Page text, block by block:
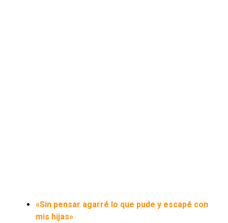
«Sin pensar agarré lo que pude y escapé con
mis hijas»